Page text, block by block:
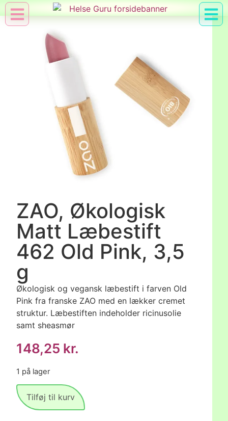
ZAO, Økologisk
Matt Læbestift
462 Old Pink, 3,5
g
Økologisk og vegansk læbestift i farven Old
Pink fra franske ZAO med en lækker cremet
struktur. Læbestiften indeholder ricinusolie
samt sheasmør
148,25 kr.
1 på lager
Tilføj til kurv